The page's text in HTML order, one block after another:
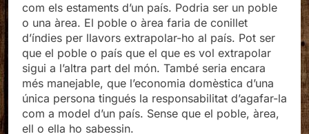
com els estaments d’un país. Podria ser un poble
o una àrea. El poble o àrea faria de conillet
d’índies per llavors extrapolar-ho al país. Pot ser
que el poble o país que el que es vol extrapolar
sigui a l’altra part del món. També seria encara
més manejable, que l’economia domèstica d’una
única persona tingués la responsabilitat d’agafar-la
com a model d’un país. Sense que el poble, àrea,
ell o ella ho sabessin.